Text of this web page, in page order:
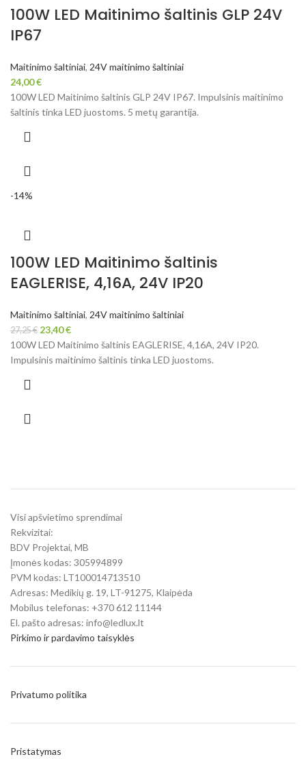
100W LED Maitinimo šaltinis GLP 24V
IP67
Maitinimo šaltiniai, 24V maitinimo šaltiniai
24,00€
100W LED Maitinimo šaltinis GLP 24V IP67. Impulsinis maitinimo
šaltinis tinka LED juostoms. 5 metų garantija.
-14%
100W LED Maitinimo šaltinis
EAGLERISE, 4,16A, 24V IP20
Maitinimo šaltiniai, 24V maitinimo šaltiniai
27,25€ 23,40€
100W LED Maitinimo šaltinis EAGLERISE, 4,16A, 24V IP20.
Impulsinis maitinimo šaltinis tinka LED juostoms.
Visi apšvietimo sprendimai
Rekvizitai:
BDV Projektai, MB
Įmonės kodas: 305994899
PVM kodas: LT100014713510
Adresas: Medikių g. 19, LT-91275, Klaipėda
Mobilus telefonas: +370 612 11144
El. pašto adresas: info@ledlux.lt
Pirkimo ir pardavimo taisyklės
Privatumo politika
Pristatymas